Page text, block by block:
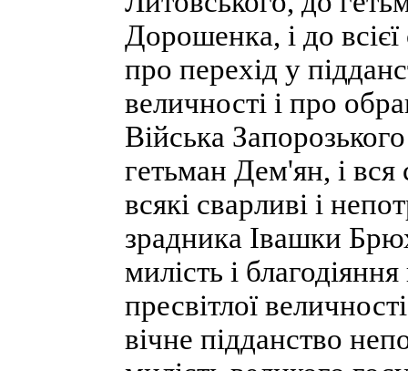
Дорошенка, і до
про перехід у
величності і про
Війська
гетьман Дем'ян, і
всякі сварливі і
зрадника Івашки
милість і
пресвітлої
вічне підданство